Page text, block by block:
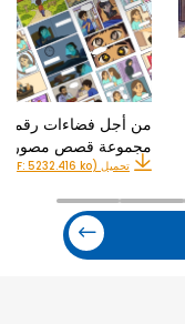
من أجل فضاءات رقمية
مجموعة قصص مصورة
تحميل (PDF: 5232.416 ko)